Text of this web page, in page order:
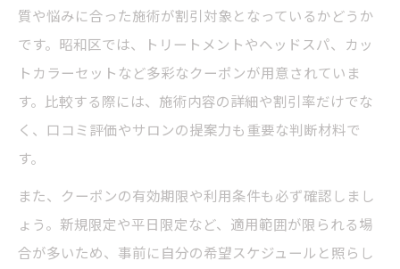
質や悩みに合った施術が割引対象となっているかどうか
です。昭和区では、トリートメントやヘッドスパ、カッ
トカラーセットなど多彩なクーポンが用意されていま
す。比較する際には、施術内容の詳細や割引率だけでな
く、口コミ評価やサロンの提案力も重要な判断材料で
す。
また、クーポンの有効期限や利用条件も必ず確認しまし
ょう。新規限定や平日限定など、適用範囲が限られる場
合が多いため、事前に自分の希望スケジュールと照らし